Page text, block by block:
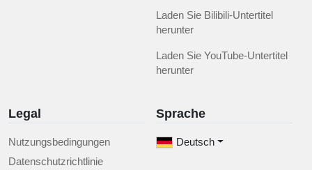
Laden Sie Bilibili-Untertitel
herunter
Laden Sie YouTube-Untertitel
herunter
Legal
Nutzungsbedingungen
Datenschutzrichtlinie
Sprache
Deutsch